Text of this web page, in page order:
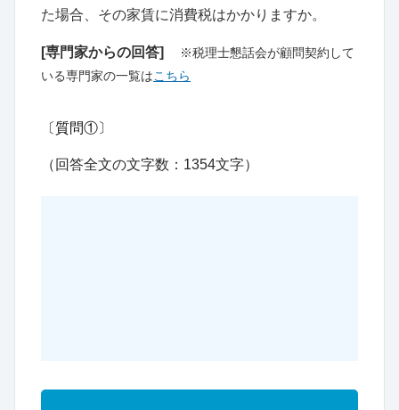
た場合、その家賃に消費税はかかりますか。
[専門家からの回答]
※税理士懇話会が顧問契約して
いる専門家の一覧はこちら
〔質問①〕
（回答全文の文字数：1354文字）